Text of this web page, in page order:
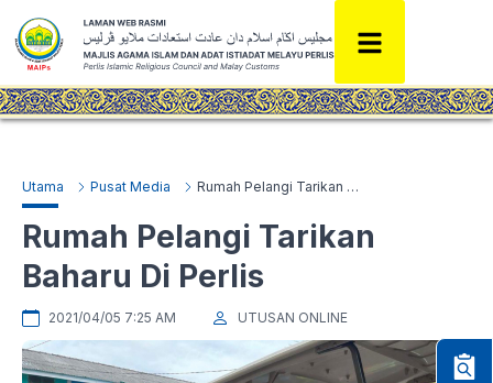
Utama Pusat Media Rumah Pelangi Tarikan Baharu Di Perlis
Rumah Pelangi Tarikan
Baharu Di Perlis
2021/04/05 7:25 AM UTUSAN ONLINE